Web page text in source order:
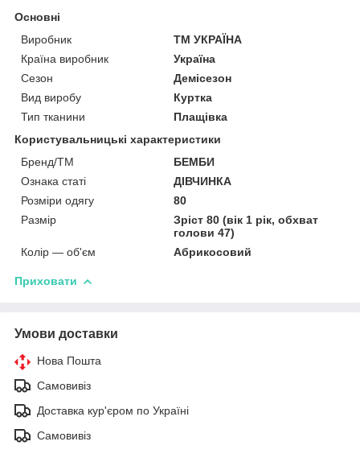
Основні
Виробник
ТМ УКРАЇНА
Країна виробник
Україна
Сезон
Демісезон
Вид виробу
Куртка
Тип тканини
Плащівка
Користувальницькі характеристики
Бренд/ТМ
БЕМБИ
Ознака статі
ДІВЧИНКА
Розміри одягу
80
Размір
Зріст 80 (вік 1 рік, обхват
голови 47)
Колір — об'єм
Абрикосовий
Приховати
Умови доставки
Нова Пошта
Самовивіз
Доставка кур'єром по Україні
Самовивіз